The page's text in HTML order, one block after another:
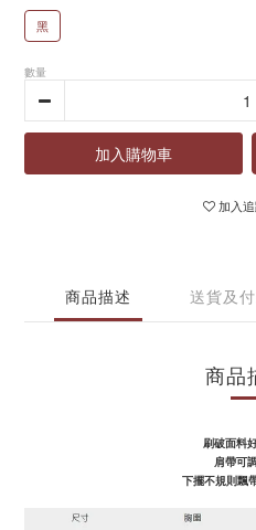
黑
數量
加入購物車
加入
商品描述 送貨及
商品
刷破面料
肩帶可
下擺不規則飄